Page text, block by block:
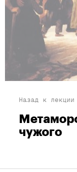
Назад к лекции
чужого